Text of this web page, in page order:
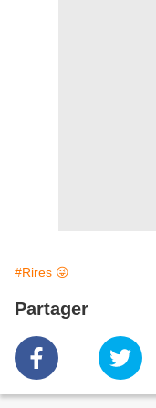
#Rires 😜
Partager